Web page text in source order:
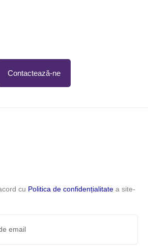
Contactează-ne
cu Politica de confidențialitate a site-